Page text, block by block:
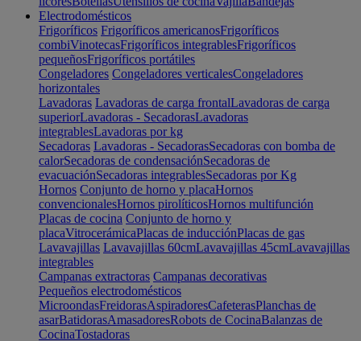
Electrodomésticos
Frigoríficos Frigoríficos americanosFrigoríficos
combiVinotecasFrigoríficos integrablesFrigoríficos
pequeñosFrigoríficos portátiles
Congeladores Congeladores verticalesCongeladores
horizontales
Lavadoras Lavadoras de carga frontalLavadoras de carga
superiorLavadoras - SecadorasLavadoras
integrablesLavadoras por kg
Secadoras Lavadoras - SecadorasSecadoras con bomba de
calorSecadoras de condensaciónSecadoras de
evacuaciónSecadoras integrablesSecadoras por Kg
Hornos Conjunto de horno y placaHornos
convencionalesHornos pirolíticosHornos multifunción
Placas de cocina Conjunto de horno y
placaVitrocerámicaPlacas de inducciónPlacas de gas
Lavavajillas Lavavajillas 60cmLavavajillas 45cmLavavajillas
integrables
Campanas extractoras Campanas decorativas
Pequeños electrodomésticos
MicroondasFreidorasAspiradoresCafeterasPlanchas de
asarBatidorasAmasadoresRobots de CocinaBalanzas de
CocinaTostadoras